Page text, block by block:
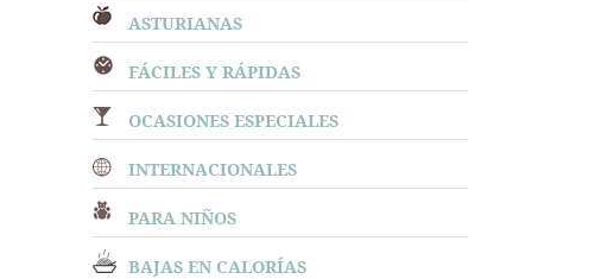
ASTURIANAS
FÁCILES Y RÁPIDAS
OCASIONES ESPECIALES
INTERNACIONALES
PARA NIÑOS
BAJAS EN CALORÍAS